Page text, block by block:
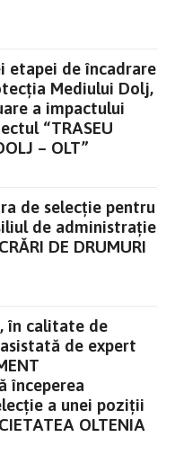
etapei de încadrare
Mediului Dolj,
a impactului
“TRASEU
– OLT”
de selecție pentru
de administrație
DE DRUMURI
în calitate de
de expert
începerea
a unei poziţii
OLTENIA